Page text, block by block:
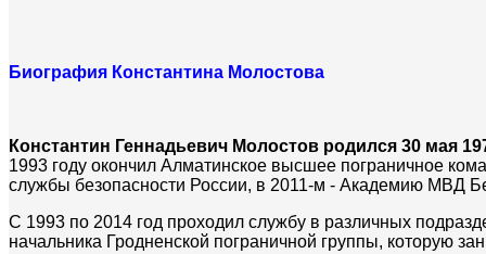
Биография Константина Молостова
Константин Геннадьевич Молостов родился 30 мая
1993 году окончил Алматинское высшее пограничное
службы безопасности России, в 2011-м - Академию МВД
С 1993 по 2014 год проходил службу в различных
начальника Гродненской пограничной группы, которую